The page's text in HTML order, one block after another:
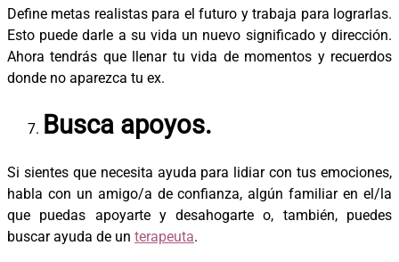
Define metas realistas para el futuro y trabaja para lograrlas.
Esto puede darle a su vida un nuevo significado y dirección.
Ahora tendrás que llenar tu vida de momentos y recuerdos
donde no aparezca tu ex.
Busca apoyos.
Si sientes que necesita ayuda para lidiar con tus emociones,
habla con un amigo/a de confianza, algún familiar en el/la
que puedas apoyarte y desahogarte o, también, puedes
buscar ayuda de un terapeuta.